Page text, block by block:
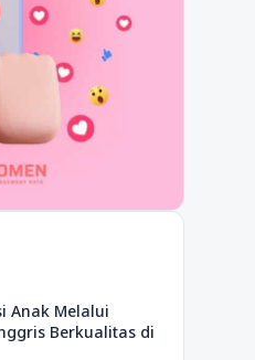
Anak Melalui
Berkualitas di